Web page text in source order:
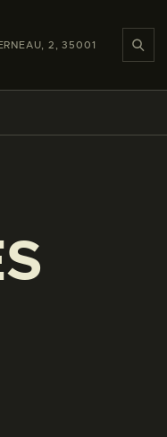
2, 35001